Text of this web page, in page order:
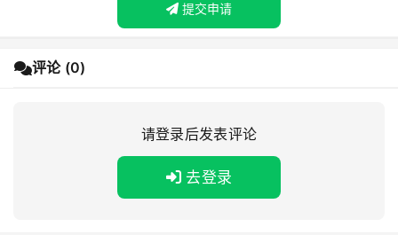
提交申请
评论 (0)
请登录后发表评论
去登录